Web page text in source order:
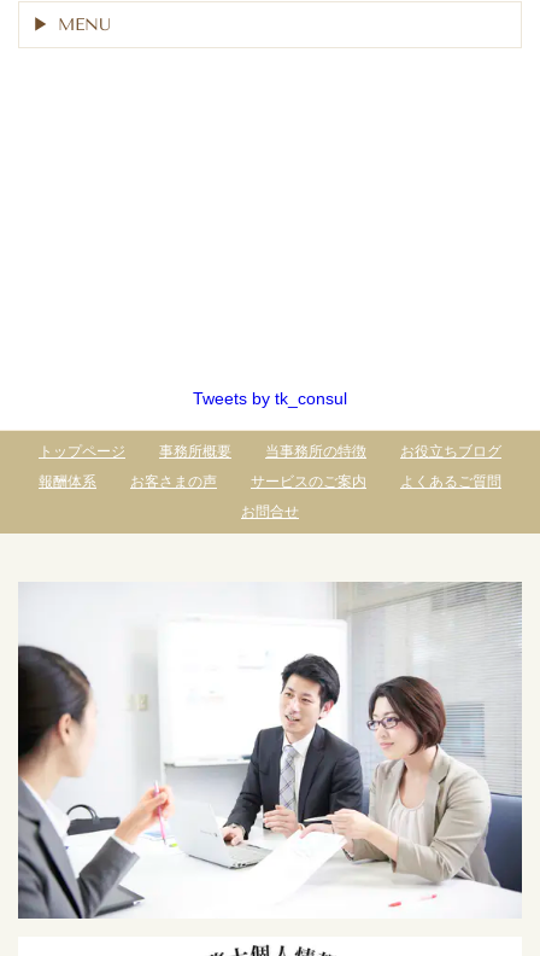
MENU
Tweets by tk_consul
トップページ 事務所概要 当事務所の特徴
お役立ちブログ
報酬体系
お客さまの声 サービスのご案内
よくあるご質問
お問合せ